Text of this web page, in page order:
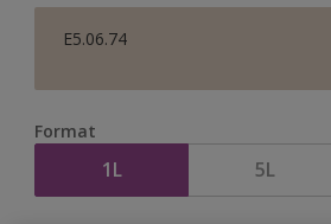
E5.06.74
Format
1L 5L